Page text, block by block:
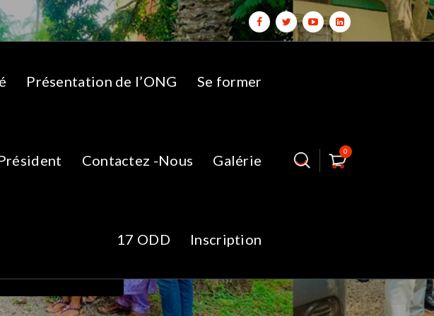
Présentation de l’ONG Se former
Contactez -Nous Galérie
17 ODD Inscription
0